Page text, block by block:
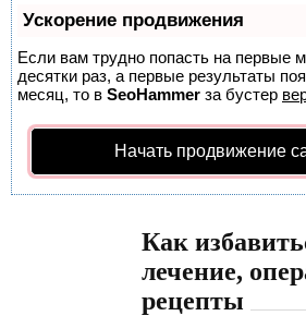
Ускорение продвижения
Если вам трудно попасть на первые
десятки раз, а первые результаты
месяц, то в SeoHammer за бустер
Начать продвижение
Как
лечение,
рецепты